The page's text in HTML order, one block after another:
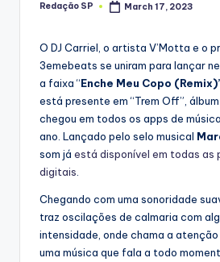
Posted
Redação SP March 17, 2023
O DJ Carriel, o artista V’Motta e o
3emebeats se uniram para lançar
a faixa “Enche Meu Copo
está presente em “Trem Off”,
chegou em todos os apps de
ano. Lançado pelo selo musical
som já está disponível em todas as
digitais
Chegando com uma sonoridade
traz oscilações de calmaria com
intensidade, onde chama a atenção
uma música que fala a todo